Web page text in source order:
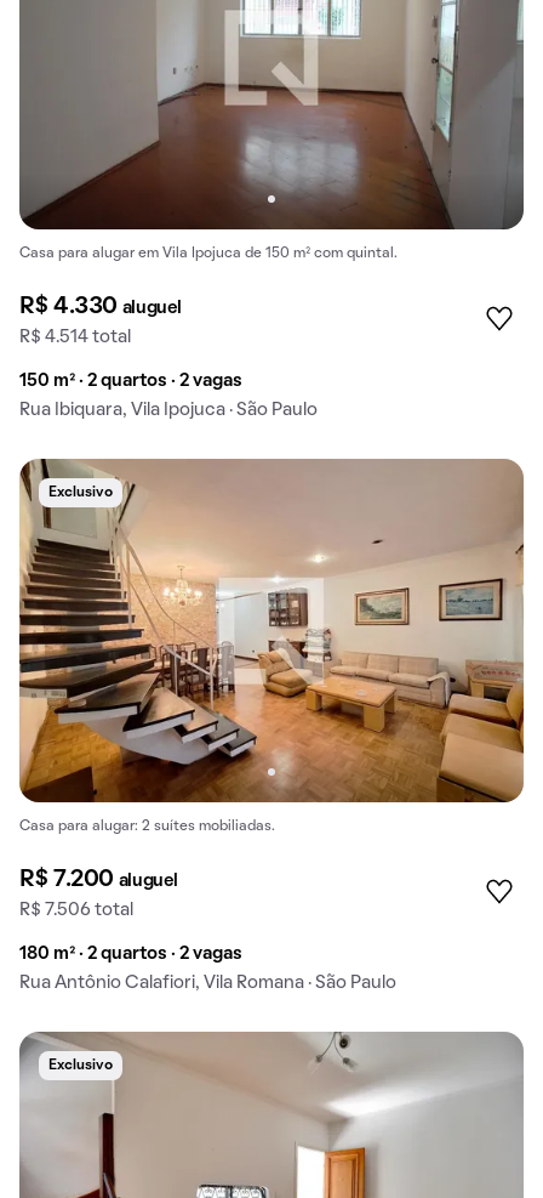
Casa para alugar em Vila Ipojuca de 150 m² com quintal.
R$ 4.330 aluguel
R$ 4.514 total
150 m² · 2 quartos · 2 vagas
Rua Ibiquara, Vila Ipojuca · São Paulo
Exclusivo
Casa para alugar: 2 suítes mobiliadas.
R$ 7.200 aluguel
R$ 7.506 total
180 m² · 2 quartos · 2 vagas
Rua Antônio Calafiori, Vila Romana · São Paulo
Exclusivo